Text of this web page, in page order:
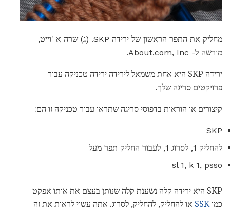
מחליק את התפר הראשון של ירידה SKP. (ג) שרה א 'וייט,
מורשה ל- About.com, Inc.
ירידה SKP היא אחת משמאל לירידה ירידה טכניקה עבור
פרויקטים סריגה שלך.
קיצורים או הוראות בדפוסי סריגה שתראו עבור טכניקה זו הם:
SKP
להחליק 1, לסרוג 1, לעבור החליק תפר מעל
sl 1, k 1, psso
SKP היא ירידה קלה נשענת קלה שנותן בעצם את אותו אפקט
כמוSSK או להחליק, להחליק, לסרוג. אתה עשוי לראות את זה